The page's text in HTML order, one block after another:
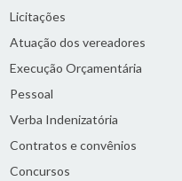
Licitações
Atuação dos vereadores
Execução Orçamentária
Pessoal
Verba Indenizatória
Contratos e convênios
Concursos